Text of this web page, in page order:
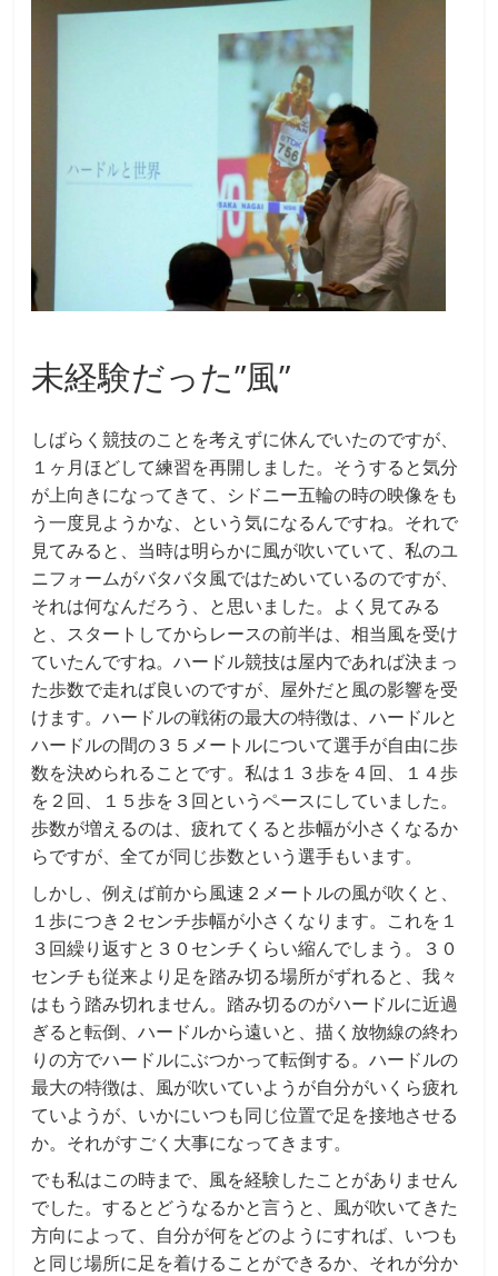
未経験だった”風”
しばらく競技のことを考えずに休んでいたのですが、
１ヶ月ほどして練習を再開しました。そうすると気分
が上向きになってきて、シドニー五輪の時の映像をも
う一度見ようかな、という気になるんですね。それで
見てみると、当時は明らかに風が吹いていて、私のユ
ニフォームがバタバタ風ではためいているのですが、
それは何なんだろう、と思いました。よく見てみる
と、スタートしてからレースの前半は、相当風を受け
ていたんですね。ハードル競技は屋内であれば決まっ
た歩数で走れば良いのですが、屋外だと風の影響を受
けます。ハードルの戦術の最大の特徴は、ハードルと
ハードルの間の３５メートルについて選手が自由に歩
数を決められることです。私は１３歩を４回、１４歩
を２回、１５歩を３回というペースにしていました。
歩数が増えるのは、疲れてくると歩幅が小さくなるか
らですが、全てが同じ歩数という選手もいます。
しかし、例えば前から風速２メートルの風が吹くと、
１歩につき２センチ歩幅が小さくなります。これを１
３回繰り返すと３０センチくらい縮んでしまう。３０
センチも従来より足を踏み切る場所がずれると、我々
はもう踏み切れません。踏み切るのがハードルに近過
ぎると転倒、ハードルから遠いと、描く放物線の終わ
りの方でハードルにぶつかって転倒する。ハードルの
最大の特徴は、風が吹いていようが自分がいくら疲れ
ていようが、いかにいつも同じ位置で足を接地させる
か。それがすごく大事になってきます。
でも私はこの時まで、風を経験したことがありません
でした。するとどうなるかと言うと、風が吹いてきた
方向によって、自分が何をどのようにすれば、いつも
と同じ場所に足を着けることができるか、それが分か